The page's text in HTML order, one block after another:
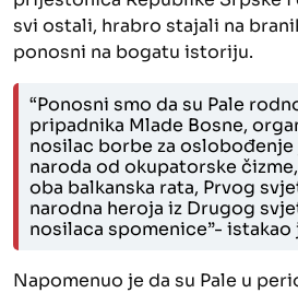
svi ostali, hrabro stajali na
ponosni na bogatu istoriju.
“Ponosni smo da su Pale
pripadnika Mlade Bosne,
nosilac borbe za
naroda od okupatorske
oba balkanska rata, Prvog
narodna heroja iz Drugog
nosilaca spomenice”- istakao
Napomenuo je da su Pale u